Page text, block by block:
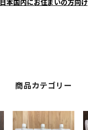
日本国内にお住まいの方向け
商品カテゴリー